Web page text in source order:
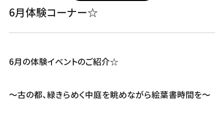
6月体験コーナー☆
6月の体験イベントのご紹介☆
～古の都、緑きらめく中庭を眺めながら絵葉書時間を～